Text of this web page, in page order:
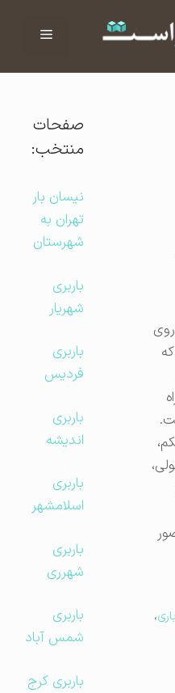
فهرست
صفحات
منتخب:
نیسان بار
تهران به
شهرستان
باربری
شهریار
باربری
فردیس
باربری
اندیشه
باربری
اسلامشهر
باربری
شهرری
باربری
شمس آباد
باربری کرج